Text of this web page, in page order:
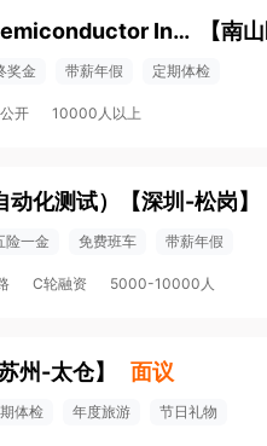
Sales Specialist(PCB/Semiconductor Industry) 【南
奖金 带薪年假 定期体检
开 10000人以上
化测试） 【深圳-松岗】
险一金 免费班车 带薪年假
C轮融资 5000-10000人
州-太仓】 面议
体检 年度旅游 节日礼物